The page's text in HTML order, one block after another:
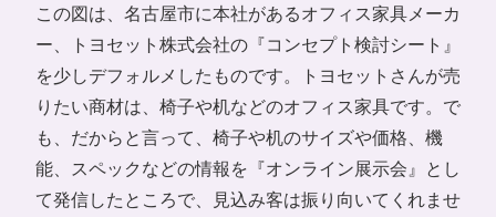
この図は、名古屋市に本社があるオフィス家具メーカ
ー、トヨセット株式会社の『コンセプト検討シート』
を少しデフォルメしたものです。トヨセットさんが売
りたい商材は、椅子や机などのオフィス家具です。で
も、だからと言って、椅子や机のサイズや価格、機
能、スペックなどの情報を『オンライン展示会』とし
て発信したところで、見込み客は振り向いてくれませ